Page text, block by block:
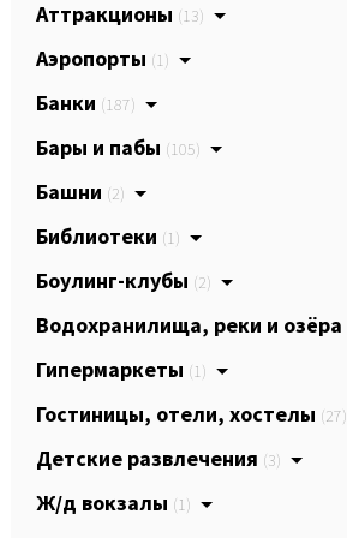
Аттракционы (13)
Аэропорты (1)
Банки (187)
Бары и пабы (105)
Башни (2)
Библиотеки (1)
Боулинг-клубы (2)
Водохранилища, реки и озёра
Гипермаркеты (1)
Гостиницы, отели, хостелы (27)
Детские развлечения (3)
Ж/д вокзалы (1)